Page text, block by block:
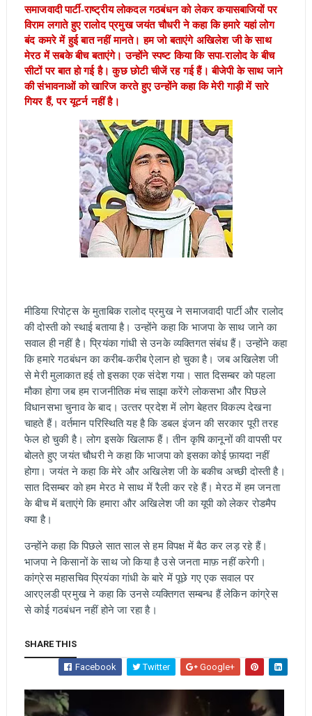
समाजवादी पार्टी-राष्‍ट्रीय लोकदल गठबंधन को लेकर कयासबाजियों पर
विराम लगाते हुए रालोद प्रमुख जयंत चौधरी ने कहा कि हमारे यहां लोग
बंद कमरे में हुई बात नहीं मानते। हम जो बताएंगे अखिलेश जी के साथ
मेरठ में सबके बीच बताएंगे। उन्‍होंने स्‍पष्‍ट किया कि सपा-रालोद के बीच
सीटों पर बात हो गई है। कुछ छोटी चीजें रह गई हैं। बीजेपी के साथ जाने
की संभावनाओं को खारिज करते हुए उन्‍होंने कहा कि मेरी गाड़ी में सारे
गियर हैं, पर यूटर्न नहीं है।
मीडिया रिपोट्स के मुताबिक रालोद प्रमुख ने समाजवादी पार्टी और रालोद
की दोस्‍ती को स्‍थाई बताया है। उन्‍होंने कहा कि भाजपा के साथ जाने का
सवाल ही नहीं है। प्रियंका गांधी से उनके व्यक्तिगत संबंध हैं। उन्‍होंने कहा
कि हमारे गठबंधन का करीब-करीब ऐलान हो चुका है। जब अखिलेश जी
से मेरी मुलाकात हई तो इसका एक संदेश गया। सात दिसम्‍बर को पहला
मौका होगा जब हम राजनीतिक मंच साझा करेंगे लोकसभा और पिछले
विधानसभा चुनाव के बाद। उत्‍तर प्रदेश में लोग बेहतर विकल्‍प देखना
चाहते हैं। वर्तमान परिस्थिति यह है कि डबल इंजन की सरकार पूरी तरह
फेल हो चुकी है। लोग इसके खिलाफ हैं। तीन कृषि कानूनों की वापसी पर
बोलते हुए जयंत चौधरी ने कहा कि भाजपा को इसका कोई फ़ायदा नहीं
होगा। जयंत ने कहा कि मेरे और अखिलेश जी के बकीच अच्छी दोस्‍ती है।
सात दिसम्‍बर को हम मेरठ मे साथ में रैली कर रहे हैं। मेरठ में हम जनता
के बीच में बताएंगे कि हमारा और अखिलेश जी का यूपी को लेकर रोडमैप
क्‍या है।
उन्‍होंने कहा कि पिछले सात साल से हम विपक्ष में बैठ कर लड़ रहे हैं।
भाजपा ने किसानों के साथ जो किया है उसे जनता माफ़ नहीं करेगी।
कांग्रेस महासचिव प्रियंका गांधी के बारे में पूछे गए एक सवाल पर
आरएलडी प्रमुख ने कहा कि उनसे व्‍यक्तिगत सम्‍बन्‍ध हैं लेकिन कांग्रेस
से कोई गठबंधन नहीं होने जा रहा है।
SHARE THIS
Facebook Twitter Google+